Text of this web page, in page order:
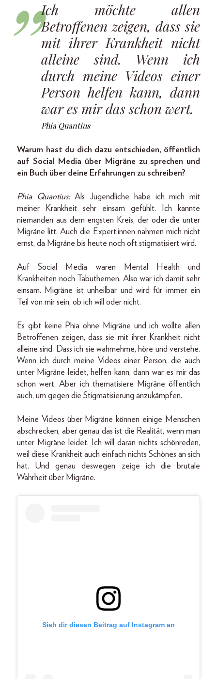
Ich möchte allen
Betroffenen zeigen, dass sie
mit ihrer Krankheit nicht
alleine sind. Wenn ich
durch meine Videos einer
Person helfen kann, dann
war es mir das schon wert.
Phia Quantius
Warum hast du dich dazu entschieden, öffentlich
auf Social Media über Migräne zu sprechen und
ein Buch über deine Erfahrungen zu schreiben?
Phia Quantius:Als Jugendliche habe ich mich mit
meiner Krankheit sehr einsam gefühlt. Ich kannte
niemanden aus dem engsten Kreis, der oder die unter
Migräne litt. Auch die Expert:innen nahmen mich nicht
ernst, da Migräne bis heute noch oft stigmatisiert wird.
Auf Social Media waren Mental Health und
Krankheiten noch Tabuthemen. Also war ich damit sehr
einsam. Migräne ist unheilbar und wird für immer ein
Teil von mir sein, ob ich will oder nicht.
Es gibt keine Phia ohne Migräne und ich wollte allen
Betroffenen zeigen, dass sie mit ihrer Krankheit nicht
alleine sind. Dass ich sie wahrnehme, höre und verstehe.
Wenn ich durch meine Videos einer Person, die auch
unter Migräne leidet, helfen kann, dann war es mir das
schon wert. Aber ich thematisiere Migräne öffentlich
auch, um gegen die Stigmatisierung anzukämpfen.
Meine Videos über Migräne können einige Menschen
abschrecken, aber genau das ist die Realität, wenn man
unter Migräne leidet. Ich will daran nichts schönreden,
weil diese Krankheit auch einfach nichts Schönes an sich
hat. Und genau deswegen zeige ich die brutale
Wahrheit über Migräne.
Sieh dir diesen Beitrag auf Instagram an